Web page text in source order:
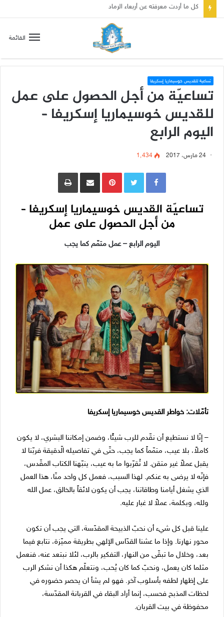
صلاة إلى مريم سلطانة السلام لتهدئة الغضب الإلهي
القائمة
تساعية للقديس خوسيماريا إسكريفا
تساعيّة من أجل الحصول على عمل
للقديس خوسيماريا إسكريفا –
اليوم الرابع
24 مارس، 2017 1٬434
Pinterestمشاركة عبر البريد طباعة
تساعيّة القديس خوسيماريا إسكريفا –
من أجل الحصول على عمل
اليوم الرابع – عمل متمّم كما يجب
تأمّلات: خواطر القديس خوسيماريا إسكريفا
– إنّا لا نستطيع أن نقّدم للرب شيئًا، وضمن إمكاننا البشري، لا يكون
كاملاً، بلا عيب، متمّماً كما يجب، حتّى في تفاصيله الّدقيقة فربّنا لا
يقبل عملاً غير متقن. لا تُقرّبوا ما به عيب، ينبّهنا الكتاب المقّدس،
فإنّه لا يرضى به عنكم. لهذا السبب، فعمل كل واحد منّا، هذا العمل
الذي يشغل أيامنا وطاقاتنا، يجب أن يكون لائقاً بالخالق، عمل الله
ولله، وبكلمة، عملاً لا غبار عليه.
علينا قبل كل شيء أن نحبّ الذبيحة المقدّسة، التي يجب أن تكون
محور نهارنا. وإذا ما عشنا القدّاس الإلهي بطريقة مميّزة، نتابع فيما
بعد، وخلال ما تبقّى من النهار، التفكير بالرب، لئلا نبتعد عنه، فنعمل
مثلما كان يعمل، ونحبّ كما كان يُحب، ونتعلّم هكذا أن نشكر الرب
على إظهار لطفه بأسلوب آخر. فهو لم يشأ ان يحصر حضوره في
لحظات المذبح فحسب، إنما أراد البقاء في القربانة المقدّسة،
محفوظة في بيت القربان.